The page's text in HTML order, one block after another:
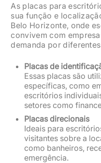
As placas para
sua função e
Belo Horizonte, onde
convivem com
demanda por
Placas de
Essas placas são
específicas, como
escritórios
setores como
Placas direcionais
Ideais para
visitantes sobre a
como banheiros,
emergência.